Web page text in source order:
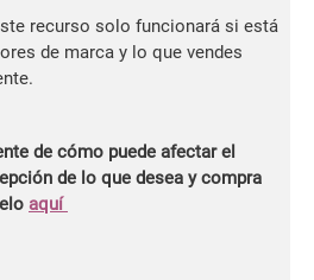
recurso solo funcionará si está
de marca y lo que vendes
de cómo puede afectar el
de lo que desea y compra
aquí